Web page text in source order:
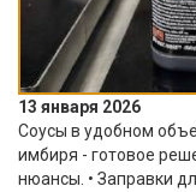
13 января 2026
Соусы в удобном
имбиря - готовое
нюансы. • Заправки